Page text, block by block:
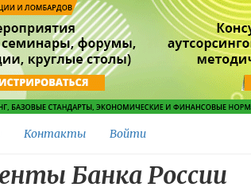
Контакты Войти
Банка России